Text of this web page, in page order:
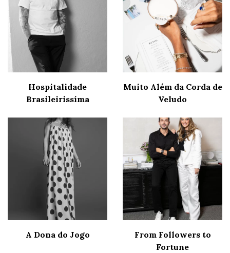
Hospitalidade
Brasileirissíma
Muito Além da Corda de
Veludo
A Dona do Jogo
From Followers to
Fortune